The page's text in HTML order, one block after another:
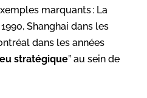
marquants : La
Shanghai dans les
dans les années
stratégique” au sein de